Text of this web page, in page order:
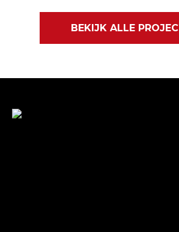
BEKIJK ALLE